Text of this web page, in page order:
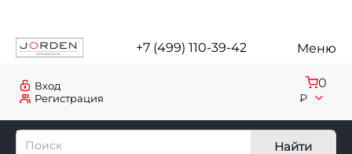
+7 (499) 110-39-42 Меню
Регистрация
Вход 0
₽
Найти